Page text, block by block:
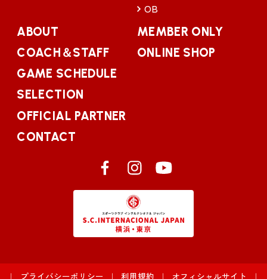
OB
ABOUT
COACH＆STAFF
GAME SCHEDULE
SELECTION
OFFICIAL PARTNER
CONTACT
MEMBER ONLY
ONLINE SHOP
プライバシーポリシー 利用規約 オフィシャルサイト